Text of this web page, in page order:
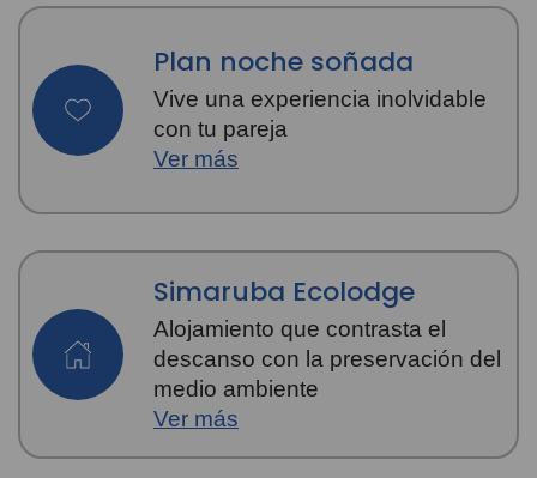
Plan noche soñada
Vive una experiencia inolvidable
con tu pareja
Ver más
Simaruba Ecolodge
Alojamiento que contrasta el
descanso con la preservación del
medio ambiente
Ver más